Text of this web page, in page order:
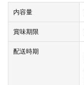
内容量
賞味期限
配送時期